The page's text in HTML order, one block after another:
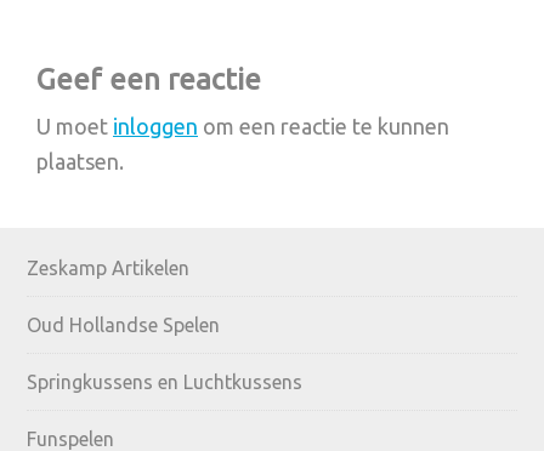
Reader
Interactions
Geef een reactie
U moet inloggen om een reactie te kunnen
plaatsen.
Primary
Sidebar
Zeskamp Artikelen
Oud Hollandse Spelen
Springkussens en Luchtkussens
Funspelen